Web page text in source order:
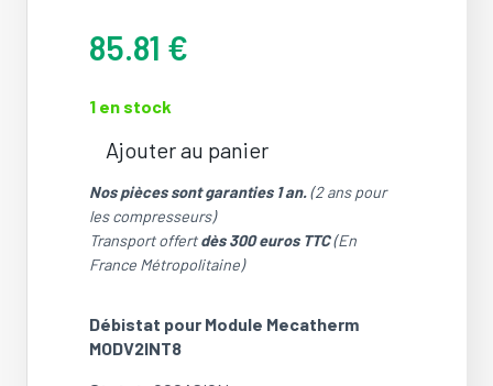
85.81 €
1 en stock
quantité
de
Débistat
/
Flow
Module
Mecatherm
Ajouter au panier
Nos pièces sont garanties 1 an.(2 ans pour
les compresseurs)
Transport offertdès 300 euros TTC(En
France Métropolitaine)
Débistat pour Module Mecatherm
MODV2INT8